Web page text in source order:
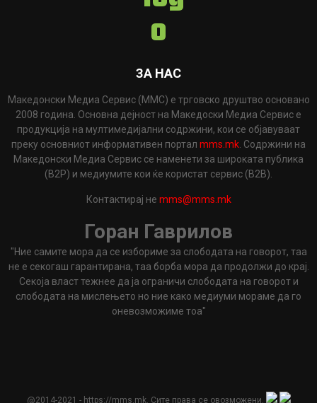
ЗА НАС
Македонски Медиа Сервис (ММС) е трговско друштво основано
2008 година. Основна дејност на Македоски Медиа Сервис е
продукција на мултимедијални содржини, кои се објавуваат
преку основниот информативен портал mms.mk . Содржини на
Македонски Медиа Сервис се наменети за широката публика
(B2P) и медиумите кои ќе користат сервис (B2B).
Контактирај не mms@mms.mk
Горан Гаврилов
"Ние самите мора да се избориме за слободата на говорот, таа
не е секогаш гарантирана, таа борба мора да продолжи до крај.
Секоја власт тежнее да ја ограничи слободата на говорот и
слободата на мислењето но ние како медиуми мораме да го
оневозможиме тоа"
@2014-2021 - https://mms.mk. Сите права се овозможени.